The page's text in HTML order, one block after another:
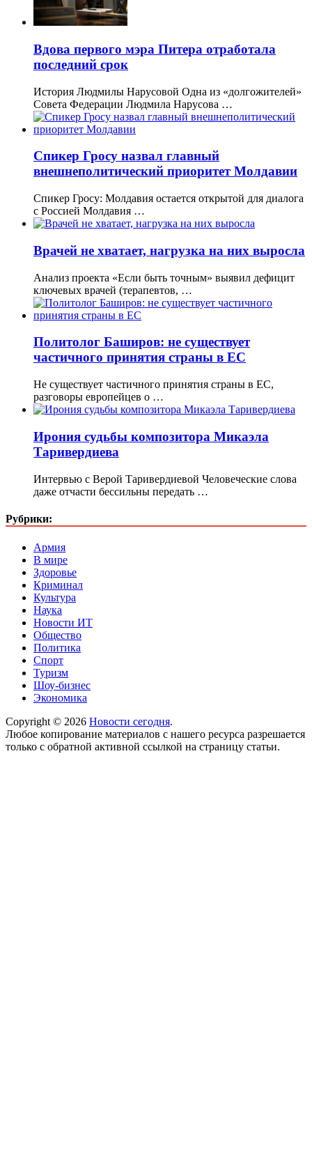
Вдова первого мэра Питера отработала
последний срок
История Людмилы Нарусовой Одна из «долгожителей»
Совета Федерации Людмила Нарусова …
Спикер Гросу назвал главный
внешнеполитический приоритет Молдавии
Спикер Гросу: Молдавия остается открытой для диалога
с Россией Молдавия …
Врачей не хватает, нагрузка на них выросла
Анализ проекта «Если быть точным» выявил дефицит
ключевых врачей (терапевтов, …
Политолог Баширов: не существует
частичного принятия страны в ЕС
Не существует частичного принятия страны в ЕС,
разговоры европейцев о …
Ирония судьбы композитора Микаэла
Таривердиева
Интервью с Верой Таривердиевой Человеческие слова
даже отчасти бессильны передать …
Рубрики:
Армия
В мире
Здоровье
Криминал
Культура
Наука
Новости ИТ
Общество
Политика
Спорт
Туризм
Шоу-бизнес
Экономика
Copyright © 2026 Новости сегодня.
Любое копирование материалов с нашего ресурса разрешается
только с обратной активной ссылкой на страницу статьи.